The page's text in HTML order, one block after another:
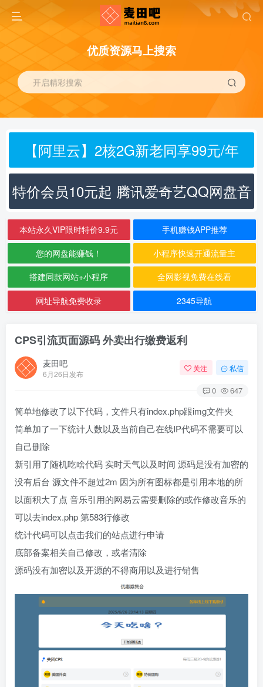
优质资源马上搜索
开启精彩搜索
【阿里云】2核2G新老同享99元/年
特价会员10元起 腾讯爱奇艺QQ网盘音
乐
本站永久VIP限时特价9.9元 手机赚钱APP推荐
您的网盘能赚钱！ 小程序快速开通流量主
搭建同款网站+小程序 全网影视免费在线看
网址导航免费收录 2345导航
CPS引流页面源码 外卖出行缴费返利
麦田吧
6月26日发布
关注 私信
0 647
简单地修改了以下代码，文件只有index.php跟img文件夹
简单加了一下统计人数以及当前自己在线IP代码不需要可以
自己删除
新引用了随机吃啥代码 实时天气以及时间 源码是没有加密的
没有后台 源文件不超过2m 因为所有图标都是引用本地的所
以面积大了点 音乐引用的网易云需要删除的或作修改音乐的
可以去index.php 第583行修改
统计代码可以点击我们的站点进行申请
底部备案相关自己修改，或者清除
源码没有加密以及开源的不得商用以及进行销售